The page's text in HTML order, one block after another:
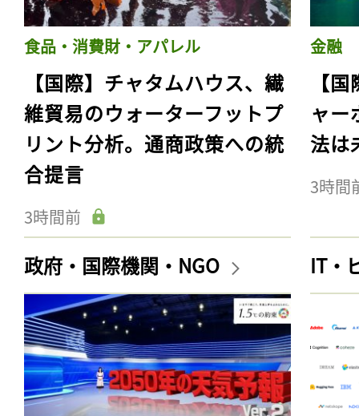
食品・消費財・アパレル
【国際】チャタムハウス、繊
維貿易のウォーターフットプ
リント分析。通商政策への統
合提言
3時間前
金融
【
ャー
法は
3時間
政府・国際機関・NGO IT・